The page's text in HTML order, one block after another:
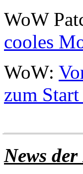
WoW
cooles
WoW:
zum
News